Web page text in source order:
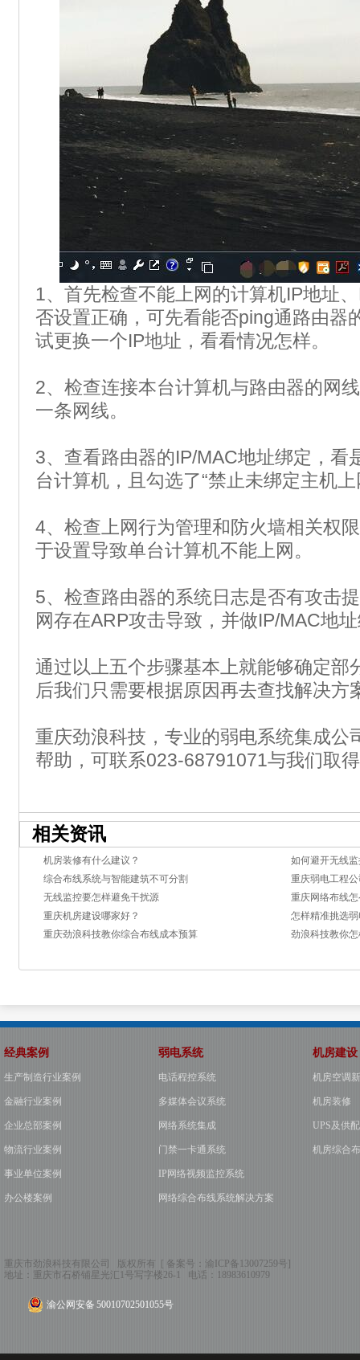
1、首先检查不能上网的计算机IP地址
否设置正确，可先看能否ping通路由器
试更换一个IP地址，看看情况怎样。
2、检查连接本台计算机与路由器的网
一条网线。
3、查看路由器的IP/MAC地址绑定，看
台计算机，且勾选了“禁止未绑定主机
4、检查上网行为管理和防火墙相关权
于设置导致单台计算机不能上网。
5、检查路由器的系统日志是否有攻击
网存在ARP攻击导致，并做IP/MAC地
通过以上五个步骤基本上就能够确定部
后我们只需要根据原因再去查找解决方
重庆劲浪科技，专业的弱电系统集成公
帮助，可联系023-68791071与我们取
相关资讯
机房装修有什么建议？
如何避开无线
综合布线系统与智能建筑不可分割
重庆弱电工程
无线监控要怎样避免干扰源
重庆网络布线
重庆机房建设哪家好？
怎样精准挑选
重庆劲浪科技教你综合布线成本预算
劲浪科技教你
经典案例
生产制造行业案例
金融行业案例
企业总部案例
物流行业案例
事业单位案例
办公楼案例
弱电系统
电话程控系统
多媒体会议系统
网络系统集成
门禁一卡通系统
IP网络视频监控系统
网络综合布线系统解决方案
机房建设
机房空调
机房装修
UPS及供
机房综合
重庆市劲浪科技有限公司 版权所有 [ 备案号： 渝ICP备13007259号]
地址： 重庆市石桥铺星光汇1号写字楼26-1 电话： 18983610979
渝公网安备 50010702501055号